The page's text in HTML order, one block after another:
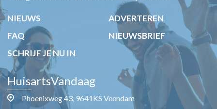
NIEUWS
ADVERTEREN
FAQ
NIEUWSBRIEF
SCHRIJF JE NU IN
HuisartsVandaag
Phoenixweg 43, 9641KS Veendam